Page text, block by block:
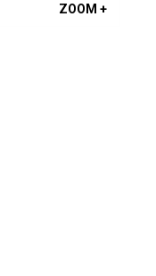
ZOOM +